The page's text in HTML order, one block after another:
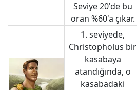
Seviye 20'de bu
oran %60'a çıkar.
1. seviyede,
Christopholus bir
kasabaya
atandığında, o
kasabadaki